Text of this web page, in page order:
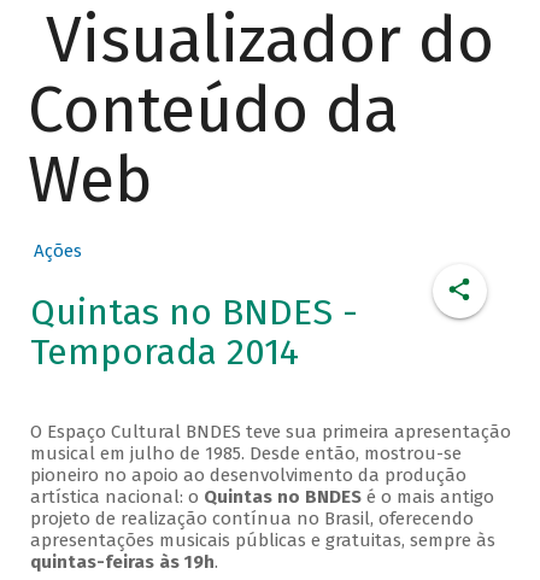
Visualizador do
Conteúdo da
Web
Ações
Quintas no BNDES -
Temporada 2014
O Espaço Cultural BNDES teve sua primeira apresentação
musical em julho de 1985. Desde então, mostrou-se
pioneiro no apoio ao desenvolvimento da produção
artística nacional: o Quintas no BNDESé o mais antigo
projeto de realização contínua no Brasil, oferecendo
apresentações musicais públicas e gratuitas, sempre às
quintas-feiras às 19h.